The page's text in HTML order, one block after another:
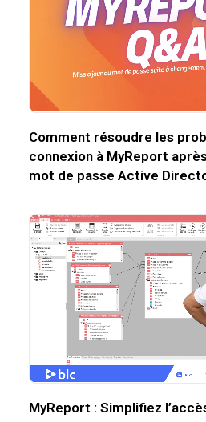
Comment résoudre les
connexion à MyReport
mot de passe Active
MyReport : Simplifiez